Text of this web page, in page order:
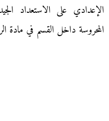
الإعدادي على الاستعداد
المحروسة داخل القسم في مادة